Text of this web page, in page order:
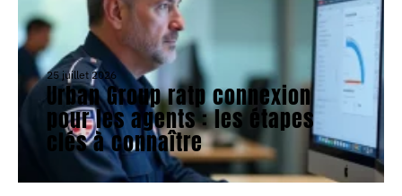
25 juillet 2026
Urban Group ratp connexion
pour les agents : les étapes
clés à connaître